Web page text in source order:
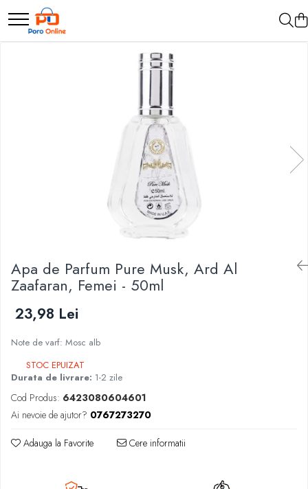
Parfum
Apa de Parfum Pure Musk, Ard Al
Zaafaran, Femei - 50ml
23,98 Lei
Note de varf: Mosc alb
STOC EPUIZAT
Durata de livrare: 1-2 zile
Cod Produs: 6423080604601
Ai nevoie de ajutor? 0767273270
Adauga la Favorite Cere informatii